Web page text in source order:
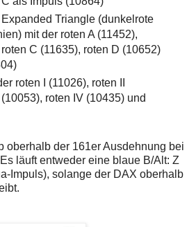
Triangle (dunkelrote
mit der roten A (11452),
C (11635), roten D (10652)
roten I (11026), roten II
roten IV (10435) und
oberhalb der 161er Ausdehnung bei
läuft entweder eine blaue B/Alt: Z
Impuls), solange der DAX oberhalb